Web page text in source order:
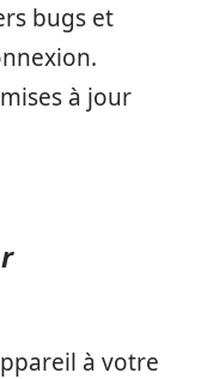
bugs et
à jour
à votre